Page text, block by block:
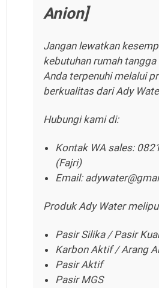
Anion]
Jangan lewatkan
kebutuhan rumah
Anda terpenuhi melalui
berkualitas dari Ady
Hubungi kami di:
Kontak WA sales:
(Fajri)
Email:
Produk Ady Water
Pasir Silika / Pasir
Karbon Aktif / Arang
Pasir Aktif
Pasir MGS